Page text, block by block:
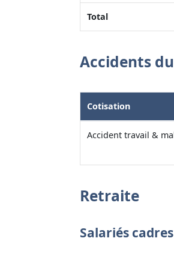
Total
Accidents
Cotisation
Accident travail &
Retraite
Salariés cadres